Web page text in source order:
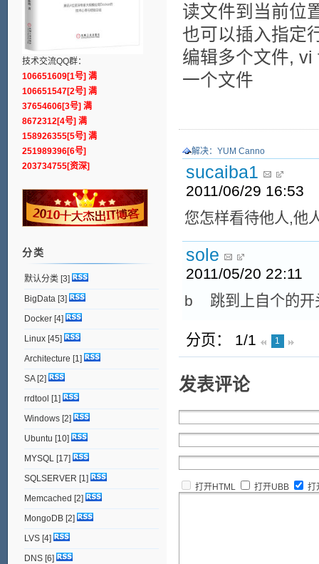
读文件到当前
也可以插入指定
编辑多个文件,
一个文件
解决：YUM Canno
sucaiba1
2011/06/29 16:53
您怎样看待他人,他
sole
2011/05/20 22:11
b 跳到上自个的开
分页： 1/1 1
发表评论
打开HTML 打开UBB 打
技术交流QQ群：
106651609[1号] 满
106651547[2号] 满
37654606[3号] 满
8672312[4号] 满
158926355[5号] 满
251989396[6号]
203734755[资深]
分类
默认分类[3]
BigData [3]
Docker[4]
Linux[45]
Architecture [1]
SA[2]
rrdtool [1]
Windows[2]
Ubuntu [10]
MYSQL [17]
SQLSERVER [1]
Memcached [2]
MongoDB[2]
LVS[4]
DNS[6]